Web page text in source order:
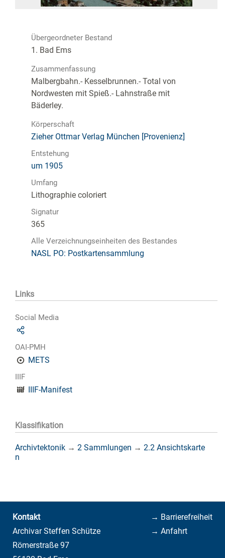
Übergeordneter Bestand
1. Bad Ems
Zusammenfassung
Malbergbahn.- Kesselbrunnen.- Total von
Nordwesten mit Spieß.- Lahnstraße mit
Bäderley.
Körperschaft
Zieher Ottmar Verlag München [Provenienz]
Entstehung
um 1905
Umfang
Lithographie coloriert
Signatur
365
Alle Verzeichnungseinheiten des Bestandes
NASL PO: Postkartensammlung
Links
Social Media
OAI-PMH
METS
IIIF
IIIF-Manifest
Klassifikation
Archivtektonik → 2 Sammlungen → 2.2 Ansichtskarte
n
→ Barrierefreiheit
→ Anfahrt
Kontakt
Archivar Steffen Schütze
Römerstraße 97